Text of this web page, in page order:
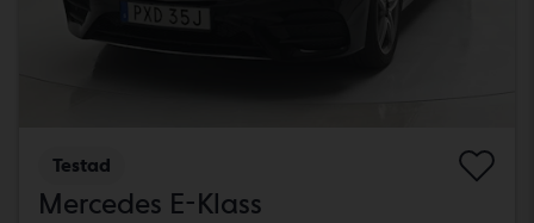
Testad
Mercedes E-Klass